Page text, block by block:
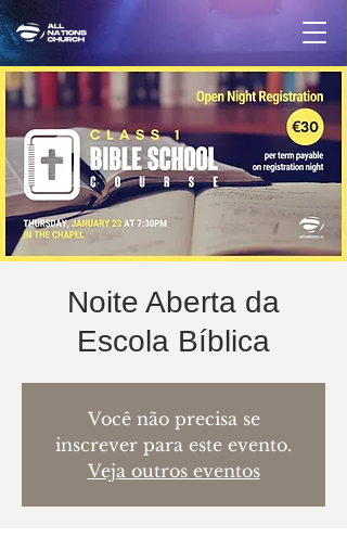
Noite Aberta da
Escola Bíblica
Você não precisa se
inscrever para este evento.
Veja outros eventos